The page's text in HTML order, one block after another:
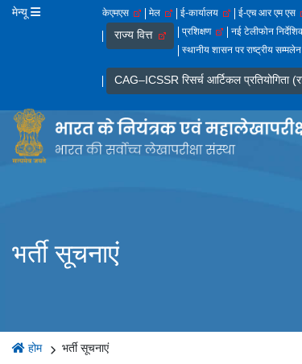
मेन्यू केएमएस मेल ई-कार्यालय ई-एच आर एम एस
राज्य वित्त प्रशिक्षण नई टेलीफोन
स्थानीय शासन पर राष्ट्रीय सम्मलेन
CAG–ICSSR रिसर्च आर्टिकल प्रतियोगिता
भर्ती सूचनाएं
होम भर्ती सूचनाएं